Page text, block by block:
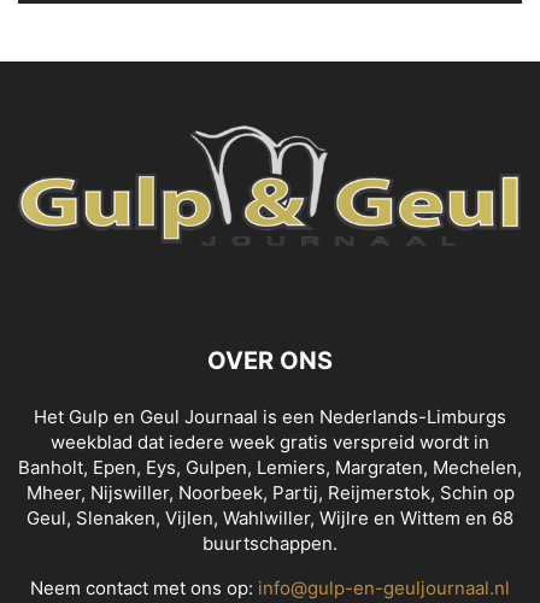
OVER ONS
Het Gulp en Geul Journaal is een Nederlands-Limburgs
weekblad dat iedere week gratis verspreid wordt in
Banholt, Epen, Eys, Gulpen, Lemiers, Margraten, Mechelen,
Mheer, Nijswiller, Noorbeek, Partij, Reijmerstok, Schin op
Geul, Slenaken, Vijlen, Wahlwiller, Wijlre en Wittem en 68
buurtschappen.
Neem contact met ons op: info@gulp-en-geuljournaal.nl